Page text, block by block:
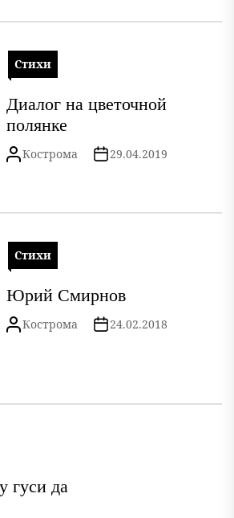
Стихи
Диалог на цветочной
полянке
Кострома 29.04.2019
Стихи
Юрий Смирнов
Кострома 24.02.2018
гуси да